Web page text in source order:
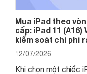
Mua iPad theo
cấp: iPad 11 (A16)
kiểm soát chi phí
12/07/2026
Khi chọn một chiếc